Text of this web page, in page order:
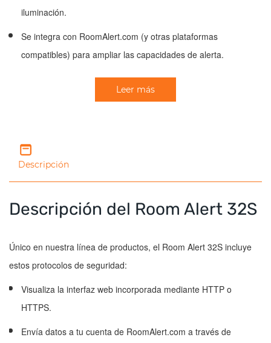
iluminación.
Se integra con RoomAlert.com (y otras plataformas
compatibles) para ampliar las capacidades de alerta.
Leer más
Descripción
Descripción del Room Alert 32S
Único en nuestra línea de productos, el Room Alert 32S incluye
estos protocolos de seguridad:
Visualiza la interfaz web incorporada mediante HTTP o
HTTPS.
Envía datos a tu cuenta de RoomAlert.com a través de